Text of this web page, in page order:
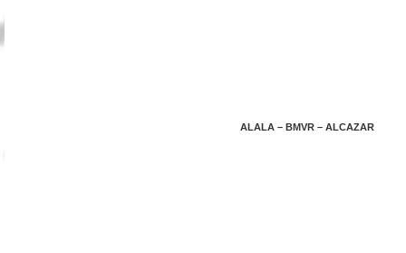
ALALA – BMVR – ALCAZAR